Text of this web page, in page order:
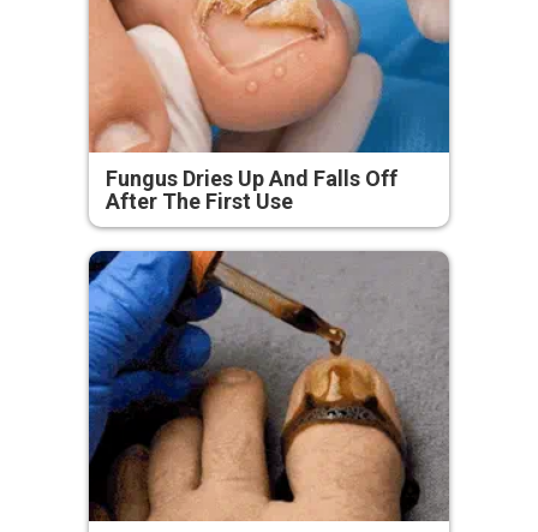
Fungus Dries Up And Falls Off
After The First Use